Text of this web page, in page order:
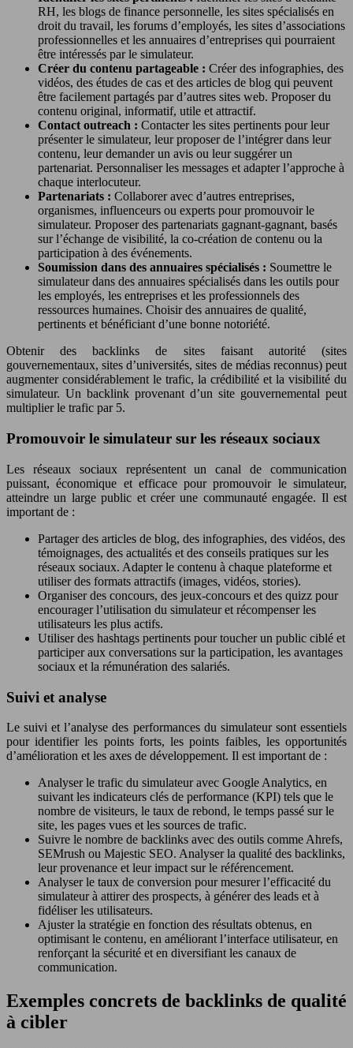
RH, les blogs de finance personnelle, les sites spécialisés en
droit du travail, les forums d’employés, les sites d’associations
professionnelles et les annuaires d’entreprises qui pourraient
être intéressés par le simulateur.
Créer du contenu partageable : Créer des infographies, des
vidéos, des études de cas et des articles de blog qui peuvent
être facilement partagés par d’autres sites web. Proposer du
contenu original, informatif, utile et attractif.
Contact outreach : Contacter les sites pertinents pour leur
présenter le simulateur, leur proposer de l’intégrer dans leur
contenu, leur demander un avis ou leur suggérer un
partenariat. Personnaliser les messages et adapter l’approche à
chaque interlocuteur.
Partenariats : Collaborer avec d’autres entreprises,
organismes, influenceurs ou experts pour promouvoir le
simulateur. Proposer des partenariats gagnant-gagnant, basés
sur l’échange de visibilité, la co-création de contenu ou la
participation à des événements.
Soumission dans des annuaires spécialisés : Soumettre le
simulateur dans des annuaires spécialisés dans les outils pour
les employés, les entreprises et les professionnels des
ressources humaines. Choisir des annuaires de qualité,
pertinents et bénéficiant d’une bonne notoriété.
Obtenir des backlinks de sites faisant autorité (sites
gouvernementaux, sites d’universités, sites de médias reconnus) peut
augmenter considérablement le trafic, la crédibilité et la visibilité du
simulateur. Un backlink provenant d’un site gouvernemental peut
multiplier le trafic par 5.
Promouvoir le simulateur sur les réseaux sociaux
Les réseaux sociaux représentent un canal de communication
puissant, économique et efficace pour promouvoir le simulateur,
atteindre un large public et créer une communauté engagée. Il est
important de :
Partager des articles de blog, des infographies, des vidéos, des
témoignages, des actualités et des conseils pratiques sur les
réseaux sociaux. Adapter le contenu à chaque plateforme et
utiliser des formats attractifs (images, vidéos, stories).
Organiser des concours, des jeux-concours et des quizz pour
encourager l’utilisation du simulateur et récompenser les
utilisateurs les plus actifs.
Utiliser des hashtags pertinents pour toucher un public ciblé et
participer aux conversations sur la participation, les avantages
sociaux et la rémunération des salariés.
Suivi et analyse
Le suivi et l’analyse des performances du simulateur sont essentiels
pour identifier les points forts, les points faibles, les opportunités
d’amélioration et les axes de développement. Il est important de :
Analyser le trafic du simulateur avec Google Analytics, en
suivant les indicateurs clés de performance (KPI) tels que le
nombre de visiteurs, le taux de rebond, le temps passé sur le
site, les pages vues et les sources de trafic.
Suivre le nombre de backlinks avec des outils comme Ahrefs,
SEMrush ou Majestic SEO. Analyser la qualité des backlinks,
leur provenance et leur impact sur le référencement.
Analyser le taux de conversion pour mesurer l’efficacité du
simulateur à attirer des prospects, à générer des leads et à
fidéliser les utilisateurs.
Ajuster la stratégie en fonction des résultats obtenus, en
optimisant le contenu, en améliorant l’interface utilisateur, en
renforçant la sécurité et en diversifiant les canaux de
communication.
Exemples concrets de backlinks de qualité
à cibler